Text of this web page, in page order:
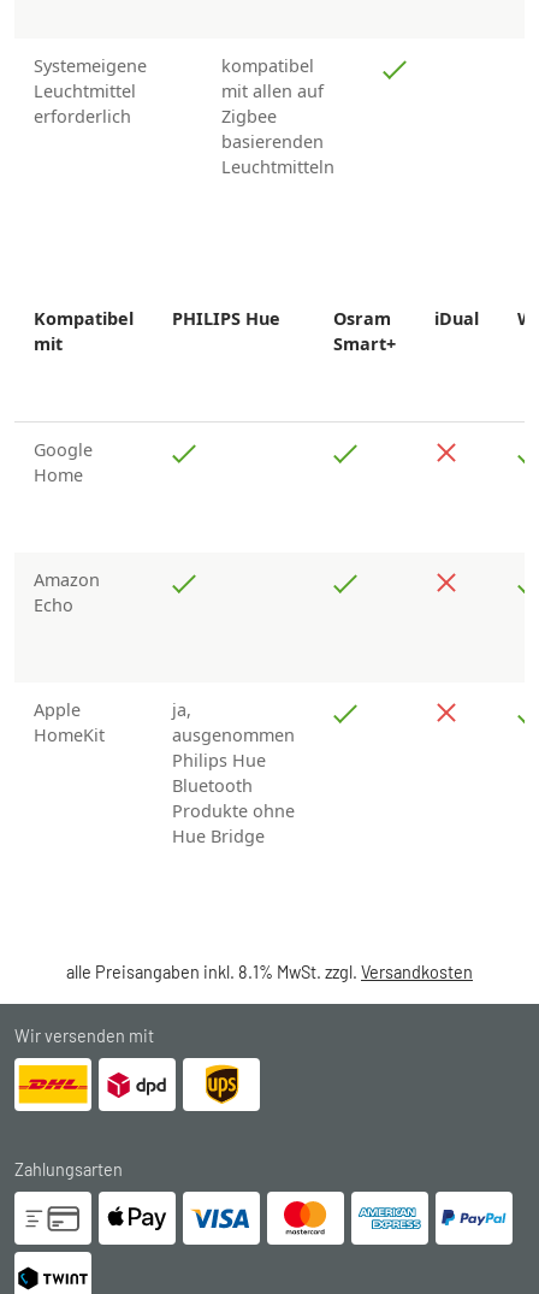
Systemeigene
Leuchtmittel
erforderlich
kompatibel
mit allen auf
Zigbee
basierenden
Leuchtmitteln
Kompatibel
mit
PHILIPS Hue
Osram
Smart+
iDual
Google
Home
Amazon
Echo
Apple
HomeKit
ja,
ausgenommen
Philips Hue
Bluetooth
Produkte ohne
Hue Bridge
alle Preisangaben inkl. 8.1% MwSt. zzgl. Versandkosten
Wir versenden mit
Zahlungsarten